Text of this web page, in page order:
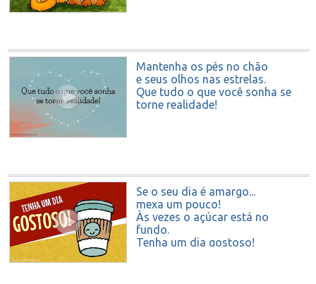
Mantenha os pés no chão
e seus olhos nas estrelas.
Que tudo o que você sonha se
torne realidade!
Se o seu dia é amargo...
mexa um pouco!
Às vezes o açúcar está no
fundo.
Tenha um dia gostoso!